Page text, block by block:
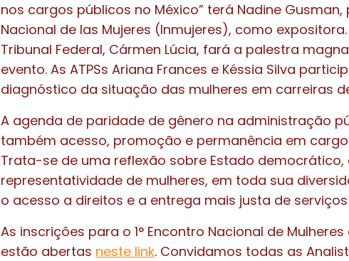
nos cargos públicos no México” terá Nadine
Nacional de las Mujeres (Inmujeres), como
Tribunal Federal, Cármen Lúcia, fará a palestra
evento. As ATPSs Ariana Frances e Késsia Silva
diagnóstico da situação das mulheres em carreiras
A agenda de paridade de gênero na administração
também acesso, promoção e permanência em
Trata-se de uma reflexão sobre Estado democrático,
representatividade de mulheres, em toda sua
o acesso a direitos e a entrega mais justa de
As inscrições para o 1° Encontro Nacional de
estão abertas neste link. Convidamos todas as